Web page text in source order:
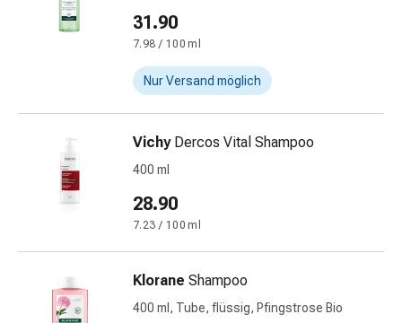
Ziehsalbe
Tupfer
Ohrenbeschwerden
Ohrenpflege
Augentropfen
Augenverbände
Augenhygiene
Herz
Kreislauf
Herztherapie
31.90
7.98 / 100 ml
Nur Versand möglich
Vichy Dercos Vital Shampoo
400 ml
28.90
7.23 / 100 ml
Klorane Shampoo
400 ml, Tube, flüssig, Pfingstrose Bio